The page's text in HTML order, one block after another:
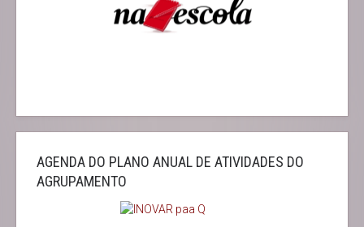
AGENDA DO PLANO ANUAL DE ATIVIDADES DO
AGRUPAMENTO